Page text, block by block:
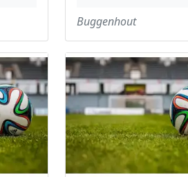
Buggenhout